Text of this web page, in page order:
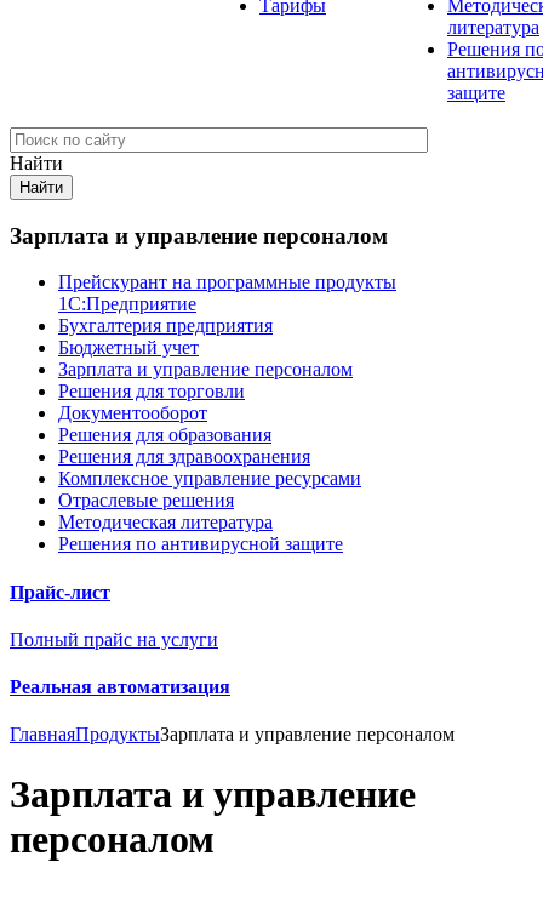
Тарифы
литература
Решения
защите
Найти
Зарплата и управление персоналом
Прейскурант на программные продукты
1С:Предприятие
Бухгалтерия предприятия
Бюджетный учет
Зарплата и управление персоналом
Решения для торговли
Документооборот
Решения для образования
Решения для здравоохранения
Комплексное управление ресурсами
Отраслевые решения
Методическая литература
Решения по антивирусной защите
Прайс-лист
Полный прайс на услуги
Реальная автоматизация
ГлавнаяПродуктыЗарплата и управление персоналом
Зарплата и управление
персоналом